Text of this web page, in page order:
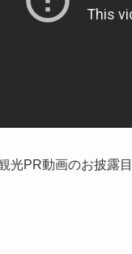
光PR動画のお披露